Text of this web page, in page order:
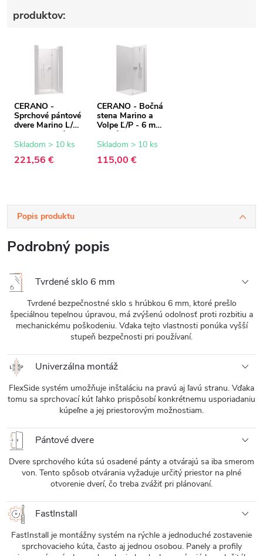
produktov:
CERANO -
Sprchové pántové
dvere Marino L/P
- 6 mm - chróm,
transparentné
cm
Skladom > 10 ks
221,56 €
CERANO - Bočná
stena Marino a
Volpe Ľ/P - 6 mm
- chróm,
transparentné
Skladom > 10 ks
115,00 €
Popis produktu
Podrobný popis
Tvrdené sklo 6 mm
Tvrdené bezpečnostné sklo s hrúbkou 6 mm, ktoré prešlo
špeciálnou tepelnou úpravou, má zvýšenú odolnosť proti rozbitiu a
mechanickému poškodeniu. Vďaka tejto vlastnosti ponúka vyšší
stupeň bezpečnosti pri používaní.
Univerzálna montáž
FlexSide systém umožňuje inštaláciu na pravú aj ľavú stranu. Vďaka
tomu sa sprchovací kút ľahko prispôsobí konkrétnemu usporiadaniu
kúpeľne a jej priestorovým možnostiam.
Pántové dvere
Dvere sprchového kúta sú osadené pánty a otvárajú sa iba smerom
von. Tento spôsob otvárania vyžaduje určitý priestor na plné
otvorenie dverí, čo treba zvážiť pri plánovaní.
FastInstall
FastInstall je montážny systém na rýchle a jednoduché zostavenie
sprchovacieho kúta, často aj jednou osobou. Panely a profily